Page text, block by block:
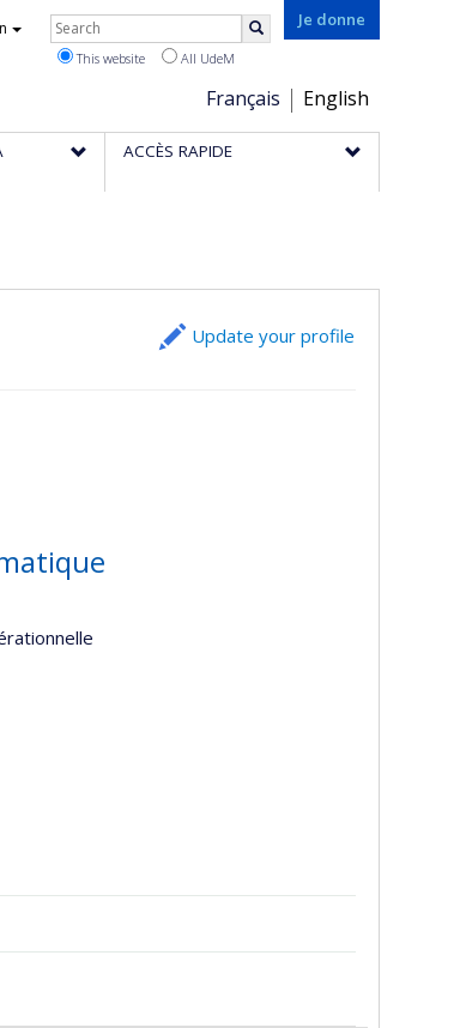
Je donne
Choix
de
la
Français English
Rechercher
This website All UdeM
ACCÈS RAPIDE
Update your profile